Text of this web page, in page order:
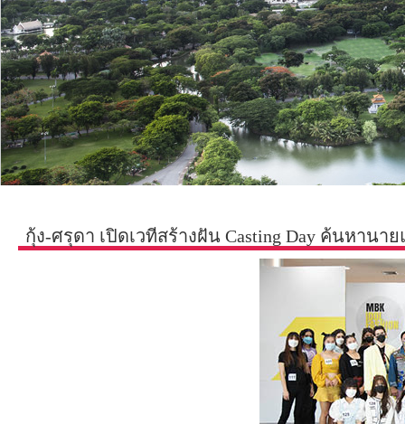
กุ้ง-ศรุดา เปิดเวทีสร้างฝัน Casting Day ค้นหานา